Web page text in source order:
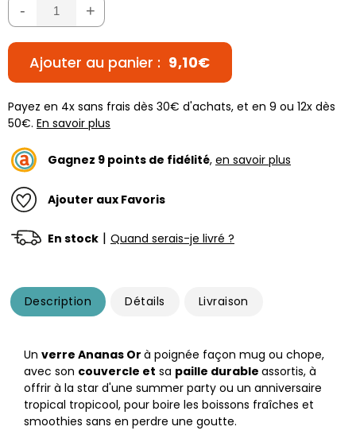
- +
Ajouter au panier : 9,10€
Payez en 4x sans frais dès 30€ d'achats, et en 9 ou 12x dès
50€. En savoir plus
Gagnez 9 points de fidélité, en savoir plus
Ajouter aux Favoris
En stock | Quand serais-je livré ?
Description Détails Livraison
Un verre Ananas Or à poignée façon mug ou chope,
avec son couvercle et sa paille durable assortis, à
offrir à la star d'une summer party ou un anniversaire
tropical tropicool, pour boire les boissons fraîches et
smoothies sans en perdre une goutte.